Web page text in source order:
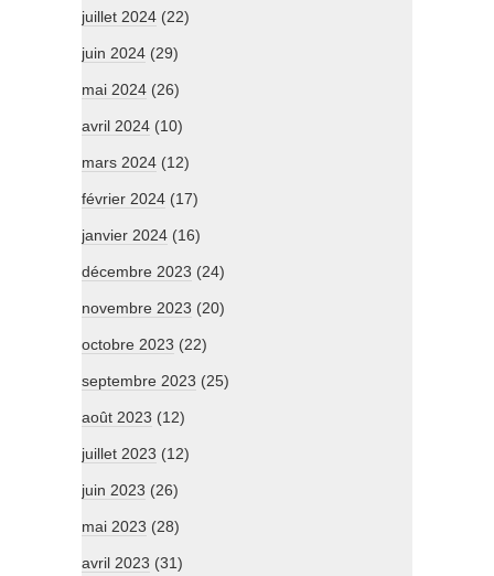
juillet 2024 (22)
juin 2024 (29)
mai 2024 (26)
avril 2024 (10)
mars 2024 (12)
février 2024 (17)
janvier 2024 (16)
décembre 2023 (24)
novembre 2023 (20)
octobre 2023 (22)
septembre 2023 (25)
août 2023 (12)
juillet 2023 (12)
juin 2023 (26)
mai 2023 (28)
avril 2023 (31)